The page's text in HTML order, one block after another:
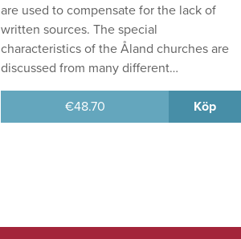
are used to compensate for the lack of
written sources. The special
characteristics of the Åland churches are
discussed from many different…
€48.70 Köp